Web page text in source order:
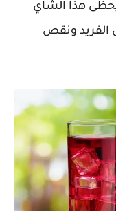
يحظى هذا الشاي
الفريد ونقص